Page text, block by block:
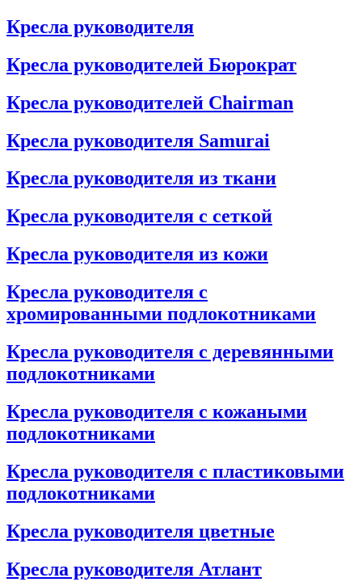
Кресла руководителя
Кресла руководителей Бюрократ
Кресла руководителей Chairman
Кресла руководителя Samurai
Кресла руководителя из ткани
Кресла руководителя с сеткой
Кресла руководителя из кожи
Кресла руководителя с
хромированными подлокотниками
Кресла руководителя с деревянными
подлокотниками
Кресла руководителя с кожаными
подлокотниками
Кресла руководителя с пластиковыми
подлокотниками
Кресла руководителя цветные
Кресла руководителя Атлант